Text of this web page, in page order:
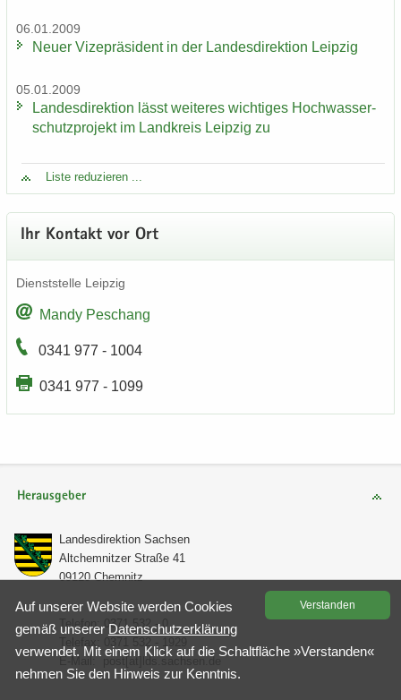
06.01.2009
Neuer Vi­ze­prä­si­dent in der Lan­des­di­rek­ti­on Leip­zig
05.01.2009
Lan­des­di­rek­ti­on lässt wei­te­res wich­ti­ges Hoch­was­ser­
schutz­pro­jekt im Land­kreis Leip­zig zu
Liste re­du­zie­ren ...
Ihr Kon­takt vor Ort
Dienst­stel­le Leip­zig
Mandy Peschang
0341 977 - 1004
0341 977 - 1099
Herausgeber
Lan­des­di­rek­ti­on Sach­sen
Alt­chem­nit­zer Stra­ße 41
09120 Chem­nitz
Te­le­fon: 0371 532 - 0
E-​Mail: post[at]lds.sach­sen.de
Ver­stan­den
Auf un­se­rer Web­site wer­den Coo­kies
gemäß un­se­rer Da­ten­schutz­er­klä­rung
ver­wen­det. Mit einem Klick auf die Schalt­flä­che »Ver­stan­den«
neh­men Sie den Hin­weis zur Kennt­nis.